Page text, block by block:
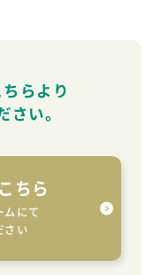
らより
さい。
ちら
にて
さい